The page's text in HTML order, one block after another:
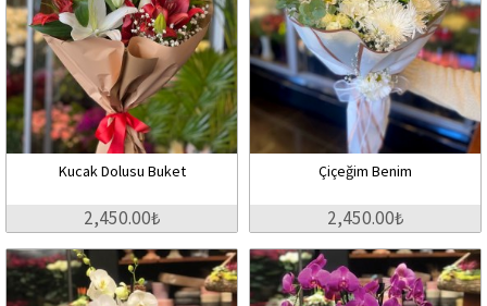
Kucak Dolusu Buket
2,450.00₺
Çiçeğim Benim
2,450.00₺